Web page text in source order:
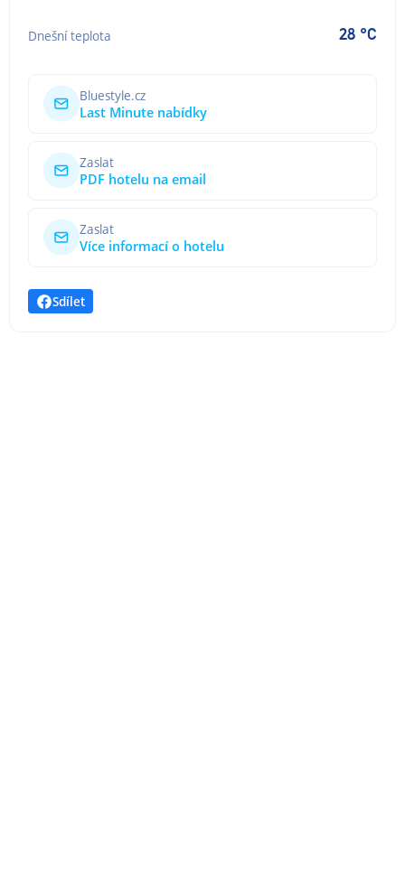
Dnešní teplota 28 °C
Bluestyle.cz
Last Minute nabídky
Zaslat
PDF hotelu na email
Zaslat
Více informací o hotelu
Sdílet